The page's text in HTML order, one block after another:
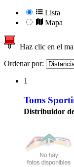
Lista
Mapa
Haz clic en el
Ordenar por:
1
Toms
Distribuidor